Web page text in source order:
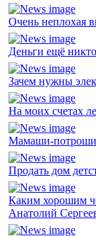
Очень неплохая
Деньги ещё
Зачем нужны
На моих счетах
Мамаши-
Продать дом
Каким хорошим
Анатолий